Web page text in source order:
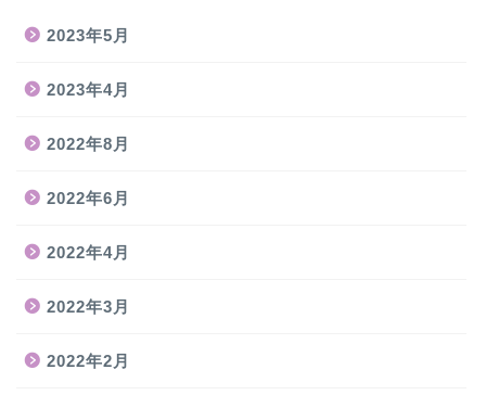
2023年5月
2023年4月
2022年8月
2022年6月
2022年4月
2022年3月
2022年2月